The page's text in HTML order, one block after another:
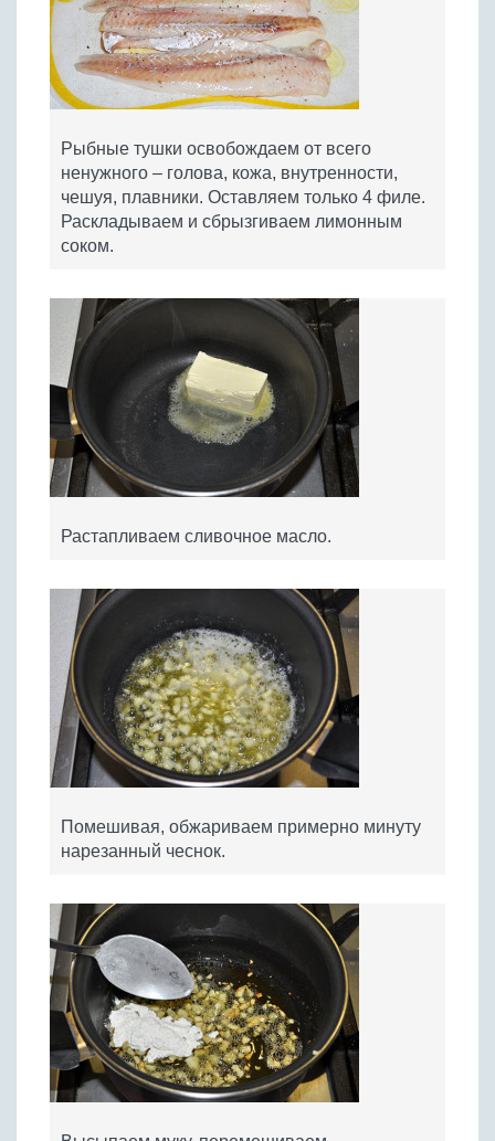
Рыбные тушки освобождаем от всего
ненужного – голова, кожа, внутренности,
чешуя, плавники. Оставляем только 4 филе.
Раскладываем и сбрызгиваем лимонным
соком.
Растапливаем сливочное масло.
Помешивая, обжариваем примерно минуту
нарезанный чеснок.